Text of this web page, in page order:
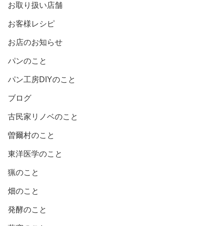
お取り扱い店舗
お客様レシピ
お店のお知らせ
パンのこと
パン工房DIYのこと
ブログ
古民家リノベのこと
曽爾村のこと
東洋医学のこと
猟のこと
畑のこと
発酵のこと